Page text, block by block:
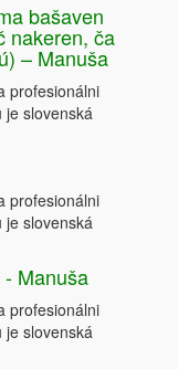
bašaven
nakeren, ča
– Manuša
profesionálni
je slovenská
profesionálni
je slovenská
Manuša
profesionálni
je slovenská